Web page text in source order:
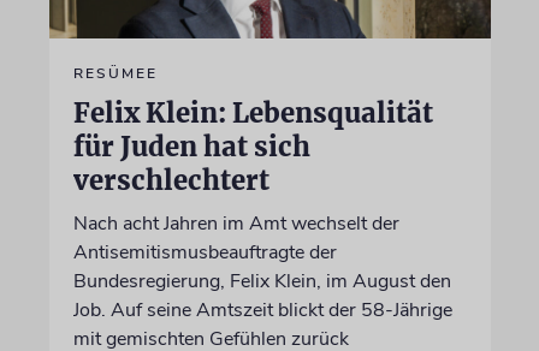
RESÜMEE
Felix Klein: Lebensqualität
für Juden hat sich
verschlechtert
Nach acht Jahren im Amt wechselt der
Antisemitismusbeauftragte der
Bundesregierung, Felix Klein, im August den
Job. Auf seine Amtszeit blickt der 58-Jährige
mit gemischten Gefühlen zurück